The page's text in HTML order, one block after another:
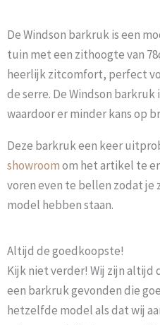
De Windson barkruk is een
tuin met een zithoogte van
heerlijk zitcomfort, perfect
de serre. De Windson
waardoor er minder kans op
Deze barkruk een keer
showroomom het artikel te
voren even te bellen zodat je
model hebben staan.
Altijd de goedkoopste!
Kijk niet verder! Wij zijn altijd
een barkruk gevonden die
hetzelfde model als dat wij